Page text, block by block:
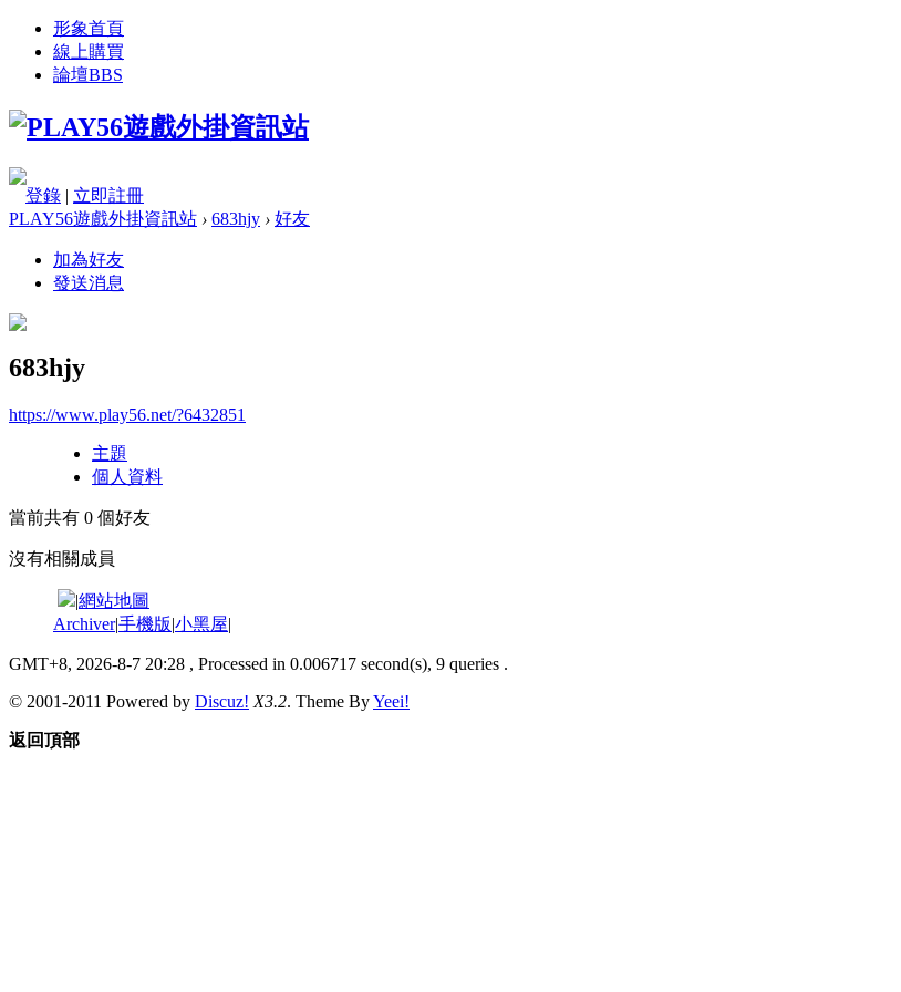
形象首頁
線上購買
論壇BBS
登錄 | 立即註冊
PLAY56遊戲外掛資訊站 › 683hjy › 好友
加為好友
發送消息
683hjy
https://www.play56.net/?6432851
主題
個人資料
當前共有 0 個好友
沒有相關成員
|網站地圖
Archiver|手機版|小黑屋|
GMT+8, 2026-8-7 20:28 , Processed in 0.006717 second(s), 9 queries .
© 2001-2011 Powered by Discuz! X3.2. Theme ByYeei!
返回頂部